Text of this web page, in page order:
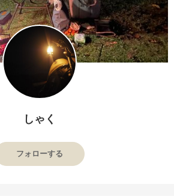
しゃく
フォローする